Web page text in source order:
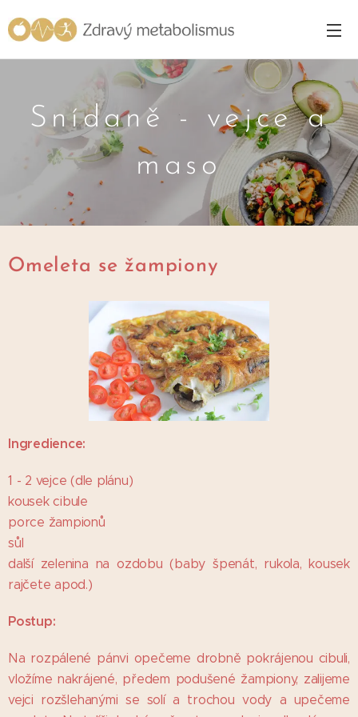
Snídaně - vejce a
maso
Omeleta se žampiony
Ingredience:
1 - 2 vejce (dle plánu)
kousek cibule
porce žampionů
sůl
další zelenina na ozdobu (baby špenát, rukola, kousek
rajčete apod.)
Postup:
Na rozpálené pánvi opečeme drobně pokrájenou cibuli,
vložíme nakrájené, předem podušené žampiony, zalijeme
vejci rozšlehanými se solí a trochou vody a upečeme